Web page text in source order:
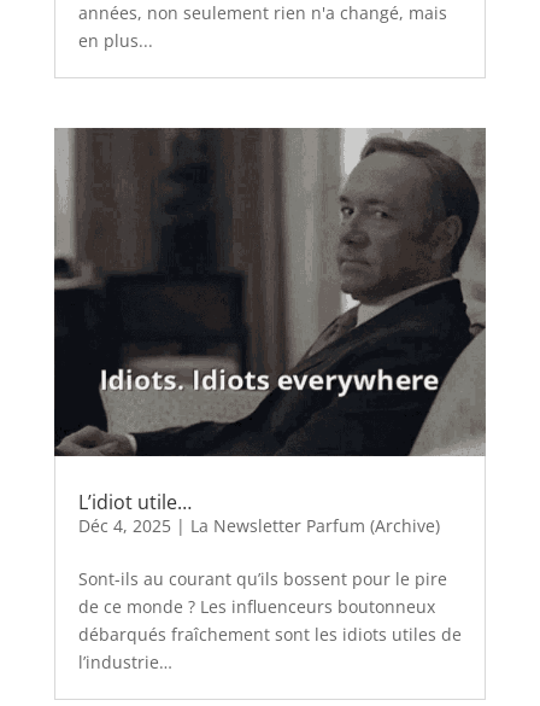
années, non seulement rien n'a changé, mais
en plus...
L’idiot utile…
Déc 4, 2025| La Newsletter Parfum (Archive)
Sont-ils au courant qu’ils bossent pour le pire
de ce monde ? Les influenceurs boutonneux
débarqués fraîchement sont les idiots utiles de
l’industrie…